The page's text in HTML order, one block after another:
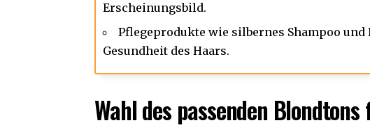
Erscheinungsbild.
Pflegeprodukte wie silbernes Shampoo
Gesundheit des Haars.
Wahl des passenden